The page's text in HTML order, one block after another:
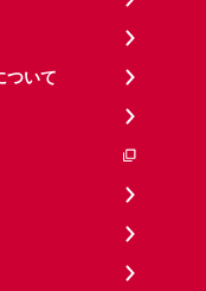
ついて